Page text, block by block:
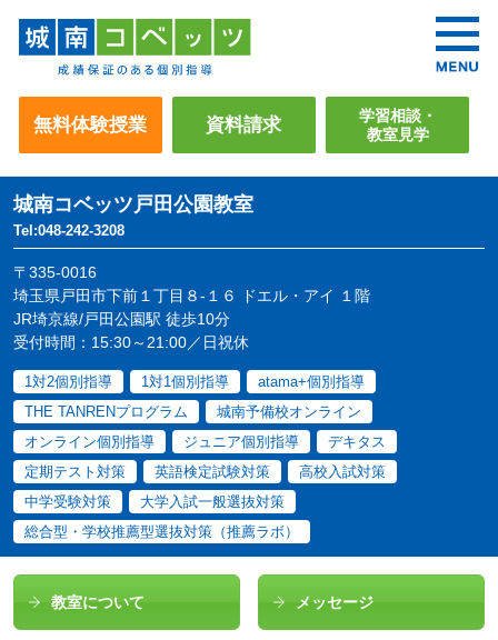
無料体験授業 資料請求
学習相談・
教室見学
城南コベッツ戸田公園教室
Tel:048-242-3208
〒335-0016
埼玉県戸田市下前１丁目８-１６ ドエル・アイ １階
JR埼京線/戸田公園駅 徒歩10分
受付時間：15:30～21:00／日祝休
1対2個別指導 1対1個別指導
atama+個別指導
THE TANRENプログラム
城南予備校オンライン
オンライン個別指導
ジュニア個別指導
デキタス
定期テスト対策
英語検定試験対策
高校入試対策
中学受験対策
大学入試一般選抜対策
総合型・学校推薦型選抜対策（推薦ラボ）
教室について メッセージ